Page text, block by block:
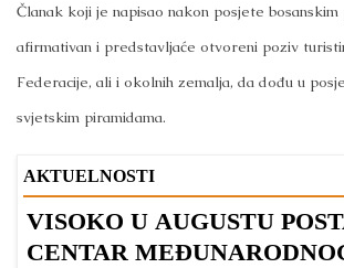
Članak koji je napisao nakon posjete
afirmativan i predstavljaće otvoreni poziv
Federacije, ali i okolnih zemalja, da dođu u
svjetskim piramidama.
AKTUELNOSTI
VISOKO U AUGUSTU
CENTAR